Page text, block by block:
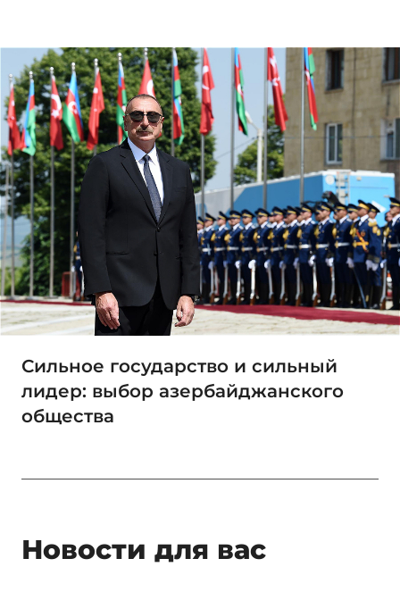
Сильное государство и сильный
лидер: выбор азербайджанского
общества
Новости для вас